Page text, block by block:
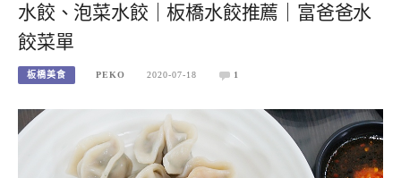
水餃、泡菜水餃｜板橋水餃推薦｜富爸爸水
餃菜單
板橋美食 PEKO 2020-07-18 1